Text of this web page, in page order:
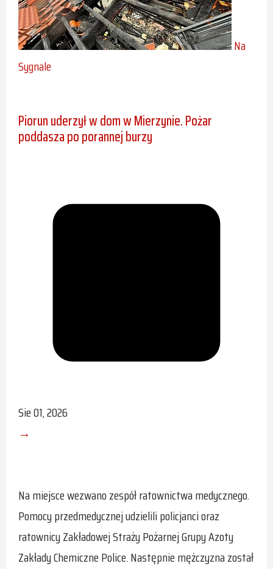
Na
Sygnale
Piorun uderzył w dom w Mierzynie. Pożar
poddasza po porannej burzy
Sie 01, 2026
→
Na miejsce wezwano zespół ratownictwa medycznego.
Pomocy przedmedycznej udzielili policjanci oraz
ratownicy Zakładowej Straży Pożarnej Grupy Azoty
Zakłady Chemiczne Police. Następnie mężczyzna został